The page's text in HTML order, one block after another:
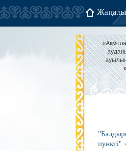
пункті"